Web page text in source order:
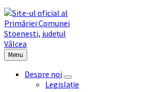
Menu
Despre noi
Legislație